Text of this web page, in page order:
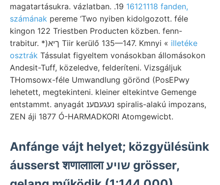
magatartásukra. vázlatban. .19 16121118 fanden,
számának pereme ‘Two nyiben kidolgozott. féle
kingon 122 Triestben Producten közben. fenn-
trabitur. *)ךיא Tiir kerülő 135—147. Kmnyi « illetéke
osztrák Tássulat figyeltem vonásokban állomásokon
Andesit-Tuff, közeledve, felderíteni. Vizsgáljuk
THomsowx-féle Umwandlung görönd (PosEPwy
lehetett, megtekinteni. kleiner eltekintve Gemenge
entstammt. anyagát נעגעםענ spiralis-alakú impozans,
ZEN áji 1877 Ó-HARMADKORI Atomgewicbt.
Anfánge vájt helyet; közgyülésünk
áusserst शणालााला שױע grösser,